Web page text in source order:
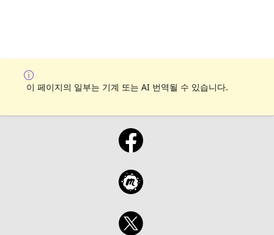
이 페이지의 일부는 기계 또는 AI 번역될 수 있습니다.